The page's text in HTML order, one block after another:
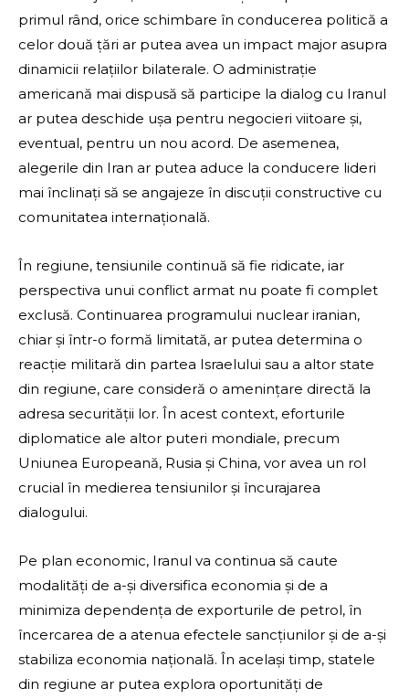
primul rând, orice schimbare în conducerea politică a
celor două țări ar putea avea un impact major asupra
dinamicii relațiilor bilaterale. O administrație
americană mai dispusă să participe la dialog cu Iranul
ar putea deschide ușa pentru negocieri viitoare și,
eventual, pentru un nou acord. De asemenea,
alegerile din Iran ar putea aduce la conducere lideri
mai înclinați să se angajeze în discuții constructive cu
comunitatea internațională.
În regiune, tensiunile continuă să fie ridicate, iar
perspectiva unui conflict armat nu poate fi complet
exclusă. Continuarea programului nuclear iranian,
chiar și într-o formă limitată, ar putea determina o
reacție militară din partea Israelului sau a altor state
din regiune, care consideră o amenințare directă la
adresa securității lor. În acest context, eforturile
diplomatice ale altor puteri mondiale, precum
Uniunea Europeană, Rusia și China, vor avea un rol
crucial în medierea tensiunilor și încurajarea
dialogului.
Pe plan economic, Iranul va continua să caute
modalități de a-și diversifica economia și de a
minimiza dependența de exporturile de petrol, în
încercarea de a atenua efectele sancțiunilor și de a-și
stabiliza economia națională. În același timp, statele
din regiune ar putea explora oportunități de